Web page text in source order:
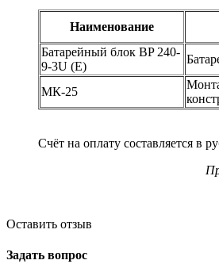
Наименование
Батарейный блок BP 240-
9-3U (E)
МК-25
Счёт на оплату составляется в
Оставить отзыв
Задать вопрос